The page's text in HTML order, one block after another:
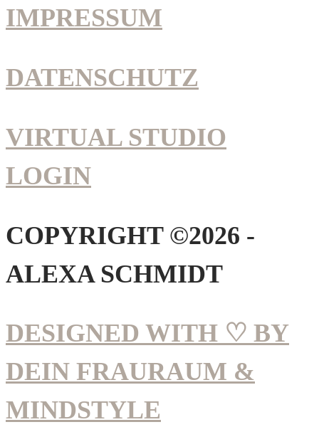
IMPRESSUM
DATENSCHUTZ
VIRTUAL STUDIO
LOGIN
COPYRIGHT ©2026 -
ALEXA SCHMIDT
DESIGNED WITH ♡ BY
DEIN FRAURAUM &
MINDSTYLE